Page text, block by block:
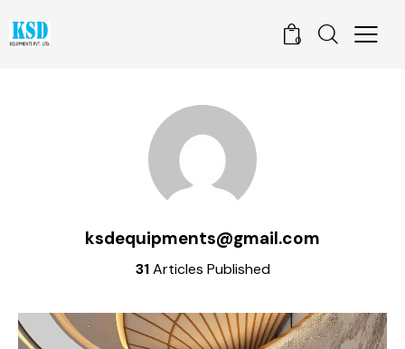
0
ksdequipments@gmail.com
31Articles Published